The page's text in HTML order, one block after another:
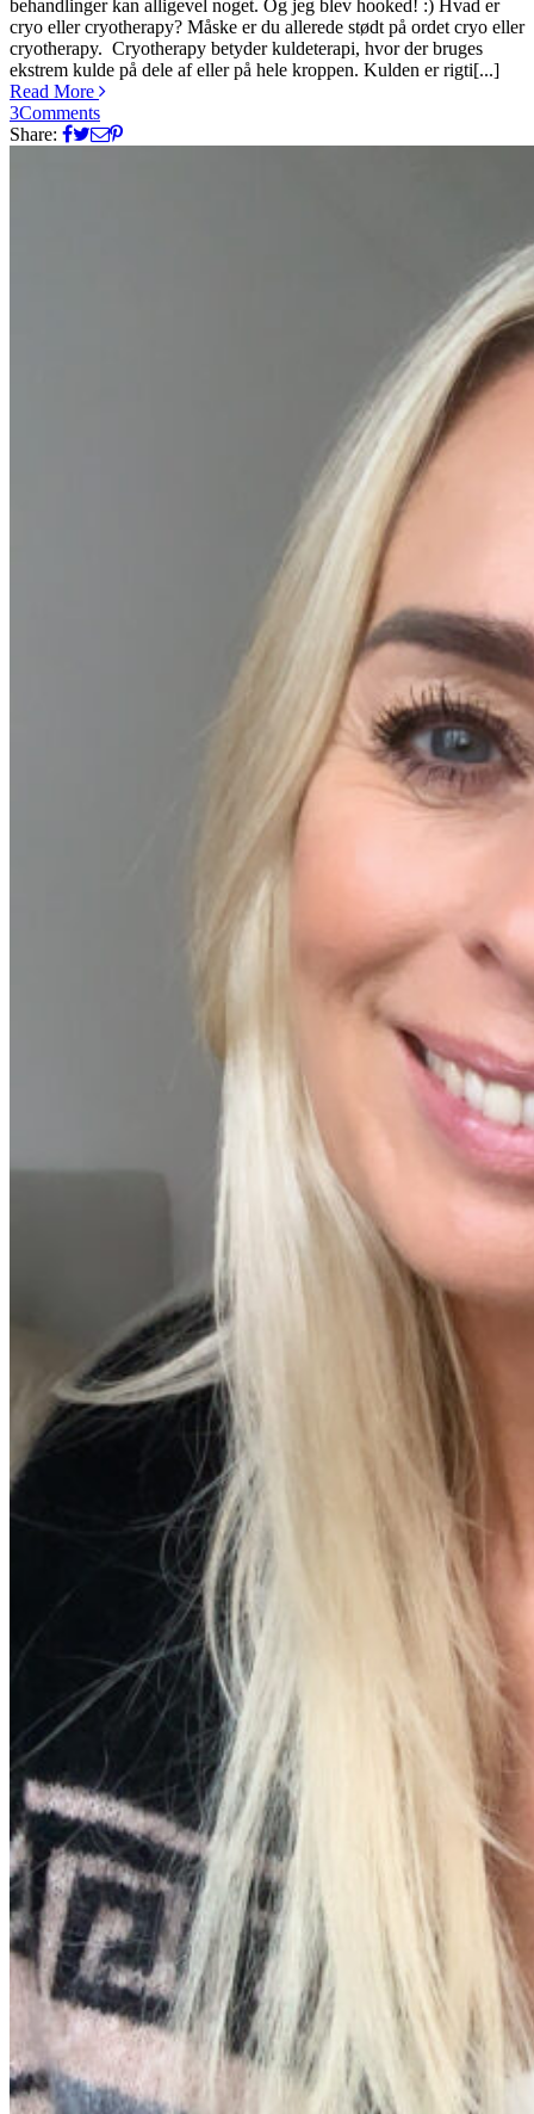
behandlinger kan alligevel noget. Og jeg blev hooked! :) Hvad er
cryo eller cryotherapy? Måske er du allerede stødt på ordet cryo eller
cryotherapy. Cryotherapy betyder kuldeterapi, hvor der bruges
ekstrem kulde på dele af eller på hele kroppen. Kulden er rigti[...]
Read More
3Comments
Share: